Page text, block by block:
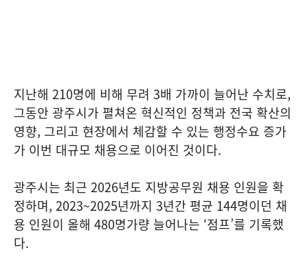
지난해 210명에 비해 무려 3배 가까이 늘어난 수치로,
그동안 광주시가 펼쳐온 혁신적인 정책과 전국 확산의
영향, 그리고 현장에서 체감할 수 있는 행정수요 증가
가 이번 대규모 채용으로 이어진 것이다.
광주시는 최근 2026년도 지방공무원 채용 인원을 확
정하며, 2023~2025년까지 3년간 평균 144명이던 채
용 인원이 올해 480명가량 늘어나는 ‘점프’를 기록했
다.